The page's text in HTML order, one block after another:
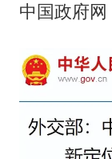
中国政府网